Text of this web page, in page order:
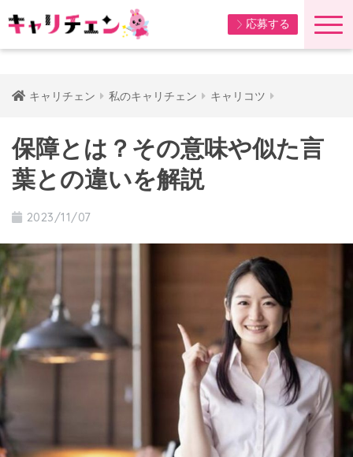
応募する
キャリチェン 私のキャリチェン キャリコツ
保障とは？その意味や似た言
葉との違いを解説
2023/11/07